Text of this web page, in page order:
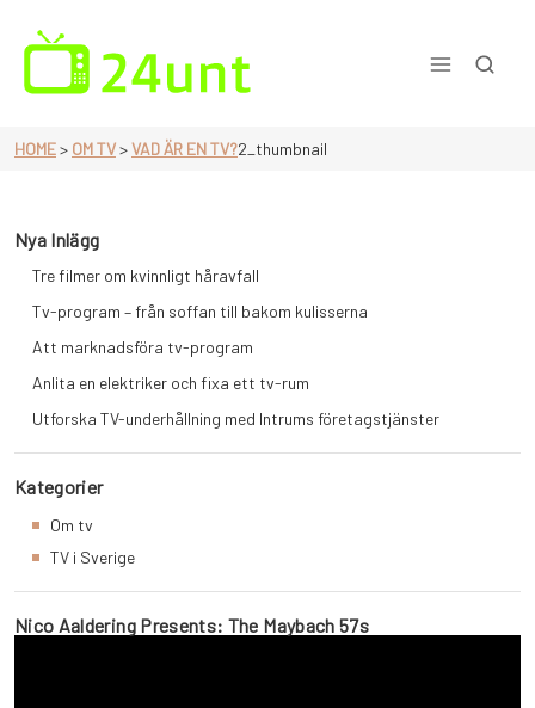
content
HOME> OM TV>VAD ÄR EN TV?2_thumbnail
Nya Inlägg
Tre filmer om kvinnligt håravfall
Tv-program – från soffan till bakom kulisserna
Att marknadsföra tv-program
Anlita en elektriker och fixa ett tv-rum
Utforska TV-underhållning med Intrums företagstjänster
Kategorier
Om tv
TV i Sverige
Nico Aaldering Presents: The Maybach 57s